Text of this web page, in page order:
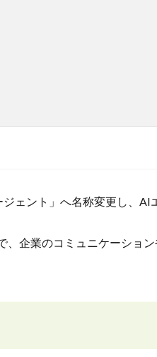
ェント」へ名称変更し、AI
、企業のコミュニケーショ